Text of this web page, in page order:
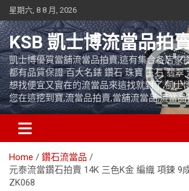
Skip
to
content
星期六, 8 8 月, 2026
KSB 凱士博流當品拍
凱士博優質當舖流當品拍賣,這有集合各店家
都有品質保證 百大名錶 鑽石 珠寶 玉石 翡翠
想找便宜又實在的流當品來這找就對了,凱士
您在這挖到寶,流當品拍賣,當舖流當品,流當
Home
鑽石流當品
元泰流當鑽石拍賣 14K 三色K金 編織 項鍊 9
ZK068